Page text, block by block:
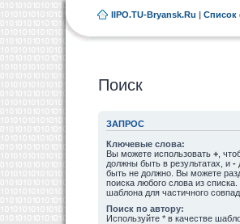
IIPO.TU-Bryansk.Ru |
Поиск
ЗАПРОС
Ключевые слова:
Вы можете использовать + ,
должны быть в результатах, и -
быть не должно. Вы можете
поиска любого слова из
шаблона для частичного
Поиск по автору:
Используйте * в качестве